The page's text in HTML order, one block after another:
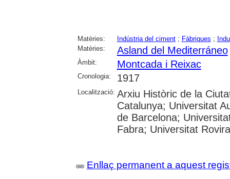
Matèries: Indústria del ciment; Fàbriques ;
Matèries:
Asland del Mediterráneo
Àmbit: Montcada i Reixac
Cronologia: 1917
Localització: Arxiu Històric de la
Catalunya; Universitat
de Barcelona;
Fabra; Universitat
Enllaç permanent a aquest